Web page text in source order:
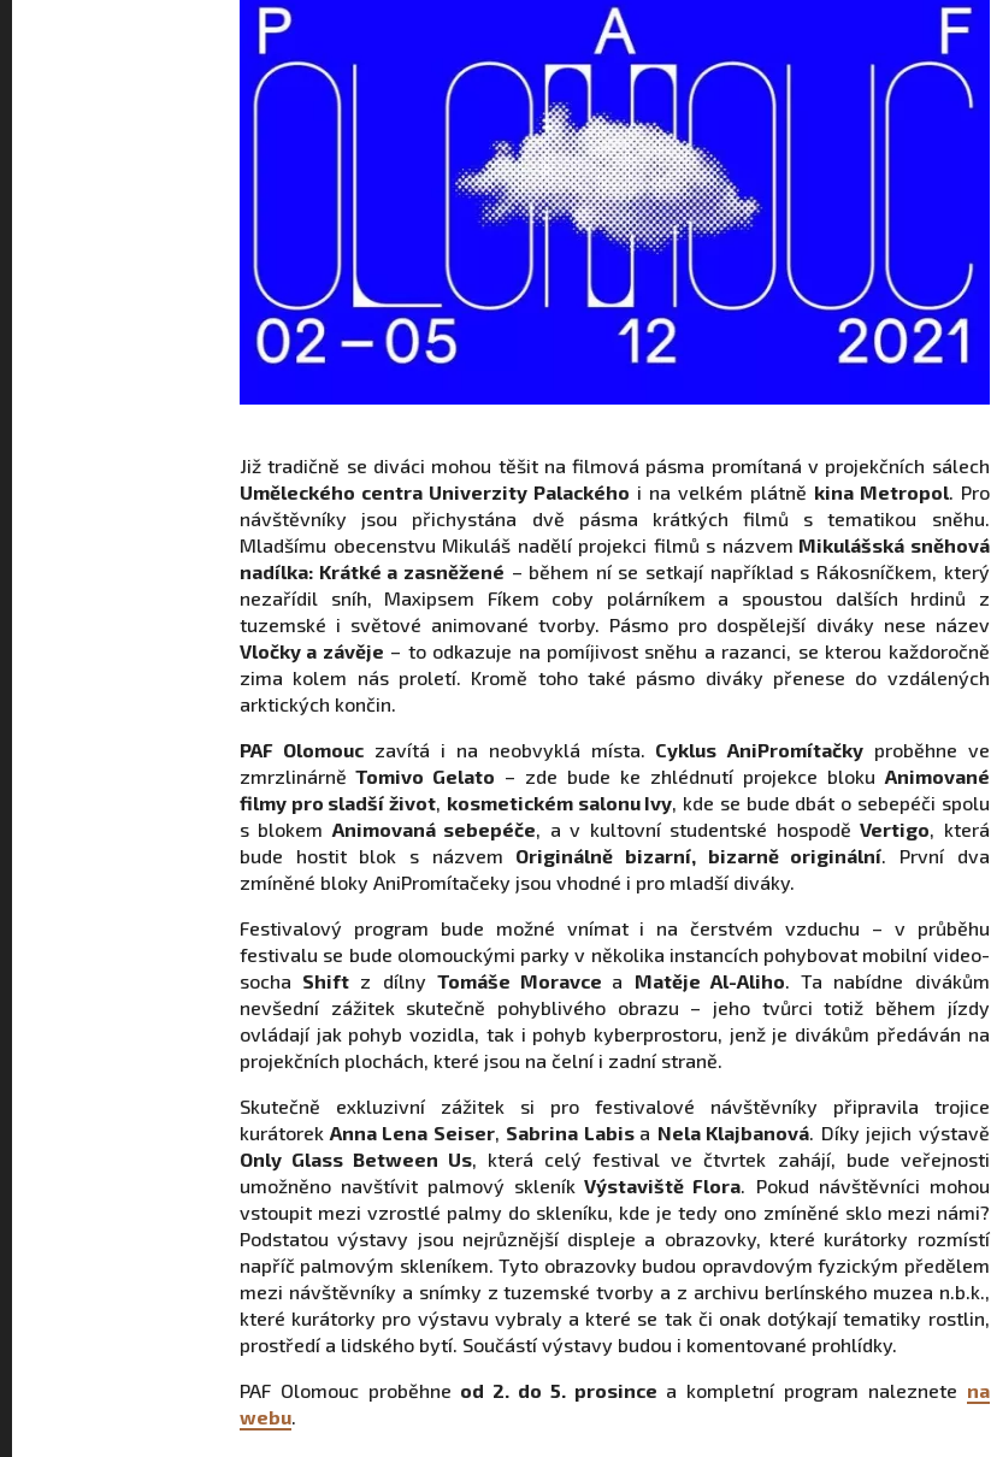
Již tradičně se diváci mohou těšit na filmová pásma promítaná v projekčních sálech
Uměleckého centra Univerzity Palackého i na velkém plátně kina Metropol. Pro
návštěvníky jsou přichystána dvě pásma krátkých filmů s tematikou sněhu.
Mladšímu obecenstvu Mikuláš nadělí projekci filmů s názvem Mikulášská sněhová
nadílka: Krátké a zasněžené – během ní se setkají například s Rákosníčkem, který
nezařídil sníh, Maxipsem Fíkem coby polárníkem a spoustou dalších hrdinů z
tuzemské i světové animované tvorby. Pásmo pro dospělejší diváky nese název
Vločky a závěje – to odkazuje na pomíjivost sněhu a razanci, se kterou každoročně
zima kolem nás proletí. Kromě toho také pásmo diváky přenese do vzdálených
arktických končin.
PAF Olomouc zavítá i na neobvyklá místa. Cyklus AniPromítačkyproběhne ve
zmrzlinárně Tomivo Gelato – zde bude ke zhlédnutí projekce bloku Animované
filmy pro sladší život, kosmetickém salonu Ivy, kde se bude dbát o sebepéči spolu
s blokem Animovaná sebepéče, a v kultovní studentské hospoděVertigo, která
bude hostit blok s názvem Originálně bizarní, bizarně originální. První dva
zmíněné bloky AniPromítačeky jsou vhodné i pro mladší diváky.
Festivalový program bude možné vnímat i na čerstvém vzduchu – v průběhu
festivalu se bude olomouckými parky v několika instancích pohybovat mobilní video-
socha Shift z dílny Tomáše Moravce a Matěje Al-Aliho. Ta nabídne divákům
nevšední zážitek skutečně pohyblivého obrazu – jeho tvůrci totiž během jízdy
ovládají jak pohyb vozidla, tak i pohyb kyberprostoru, jenž je divákům předáván na
projekčních plochách, které jsou na čelní i zadní straně.
Skutečně exkluzivní zážitek si pro festivalové návštěvníky připravila trojice
kurátorek Anna Lena Seiser, Sabrina Labis a Nela Klajbanová. Díky jejich výstavě
Only Glass Between Us, která celý festival ve čtvrtek zahájí, bude veřejnosti
umožněno navštívit palmový skleník Výstaviště Flora. Pokud návštěvníci mohou
vstoupit mezi vzrostlé palmy do skleníku, kde je tedy ono zmíněné sklo mezi námi?
Podstatou výstavy jsou nejrůznější displeje a obrazovky, které kurátorky rozmístí
napříč palmovým skleníkem. Tyto obrazovky budou opravdovým fyzickým předělem
mezi návštěvníky a snímky z tuzemské tvorby a z archivu berlínského muzea n.b.k.,
které kurátorky pro výstavu vybraly a které se tak či onak dotýkají tematiky rostlin,
prostředí a lidského bytí. Součástí výstavy budou i komentované prohlídky.
PAF Olomouc proběhne od 2. do 5. prosince a kompletní program naleznete na
webu.